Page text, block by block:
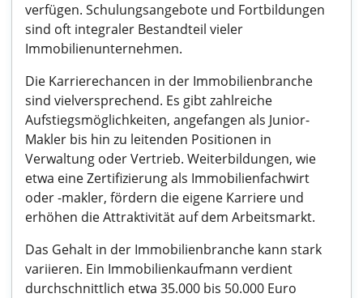
verfügen. Schulungsangebote und Fortbildungen
sind oft integraler Bestandteil vieler
Immobilienunternehmen.
Die Karrierechancen in der Immobilienbranche
sind vielversprechend. Es gibt zahlreiche
Aufstiegsmöglichkeiten, angefangen als Junior-
Makler bis hin zu leitenden Positionen in
Verwaltung oder Vertrieb. Weiterbildungen, wie
etwa eine Zertifizierung als Immobilienfachwirt
oder -makler, fördern die eigene Karriere und
erhöhen die Attraktivität auf dem Arbeitsmarkt.
Das Gehalt in der Immobilienbranche kann stark
variieren. Ein Immobilienkaufmann verdient
durchschnittlich etwa 35.000 bis 50.000 Euro